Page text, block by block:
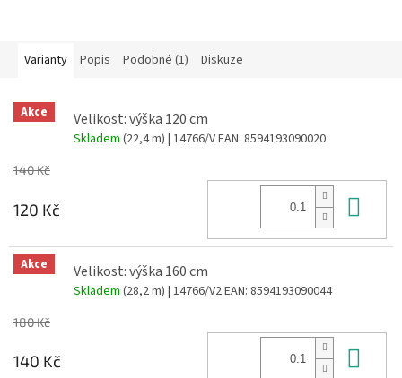
Varianty Popis Podobné (1) Diskuze
Akce Velikost: výška 120 cm
Skladem (22,4 m) | 14766/VEAN: 8594193090020
140 Kč
120 Kč
Akce Velikost: výška 160 cm
Skladem (28,2 m) | 14766/V2EAN: 8594193090044
180 Kč
140 Kč